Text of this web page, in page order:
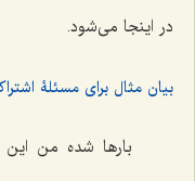
در اینجا می‌شود.
بیان مثال برای مسئلۀ
بارها شده من این